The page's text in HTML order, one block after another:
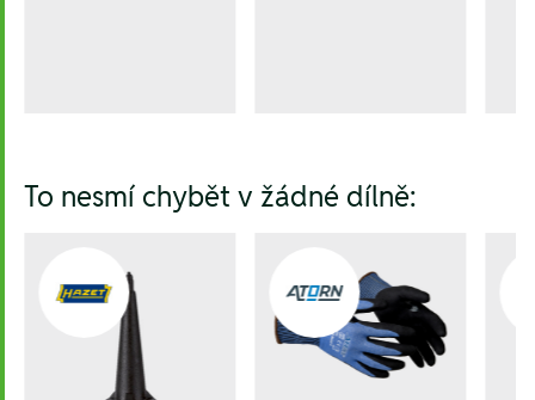
To nesmí chybět v žádné dílně: